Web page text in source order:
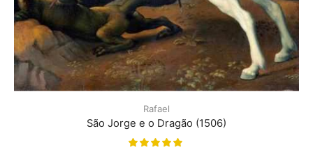
Rafael
São Jorge e o Dragão (1506)